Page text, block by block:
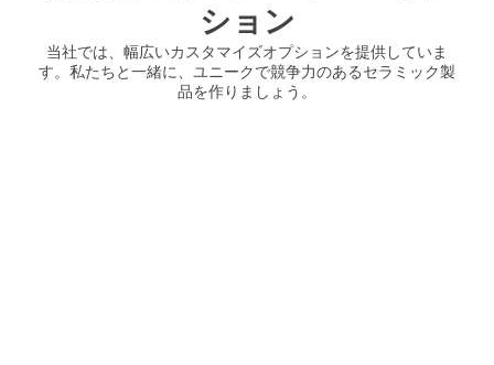
ション
当社では、幅広いカスタマイズオプションを提供していま
す。私たちと一緒に、ユニークで競争力のあるセラミック製
品を作りましょう。